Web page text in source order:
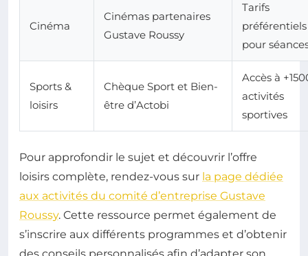
Cinéma
Cinémas partenaires
Gustave Roussy
Tarifs
préférentiels
pour
Sports &
loisirs
Chèque Sport et Bien-
être d’Actobi
Accès à
activités
sportives
Pour approfondir le sujet et découvrir l’offre
loisirs complète, rendez-vous sur la page dédiée
aux activités du comité d’entreprise Gustave
Roussy. Cette ressource permet également de
s’inscrire aux différents programmes et d’obtenir